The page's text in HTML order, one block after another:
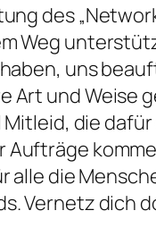
des
Weg
uns
Art und Weise
die
alle die
Vernetz dich